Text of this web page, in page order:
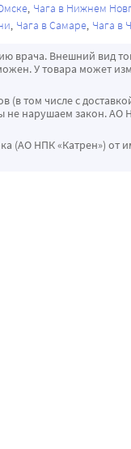
Чага в Нижнем
Чага в Самаре Чага в
врача. Внешний вид
У товара может
том числе с
нарушаем закон. АО
(АО НПК «Катрен») от